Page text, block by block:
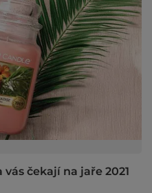
čekají na jaře 2021